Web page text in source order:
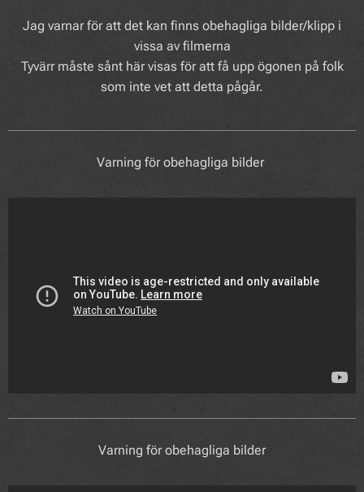
Jag varnar för att det kan finns obehagliga bilder/klipp i
vissa av filmerna
Tyvärr måste sånt här visas för att få upp ögonen på folk
som inte vet att detta pågår.
Varning för obehagliga bilder
Varning för obehagliga bilder